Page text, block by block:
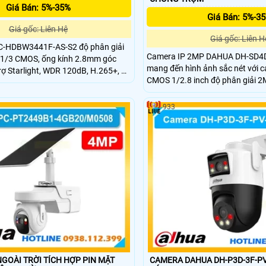
Giá Bán: 5%-35%
Giá gốc: Liên Hệ
HDBW3441F-AS-S2 độ phân giải
3 CMOS, ống kính 2.8mm góc
Starlight, WDR 120dB, H.265+, AI
30m, thẻ nhớ 256GB, tích
Giá Bán: 5%-
Giá gốc: Liên
Camera IP 2MP DAHUA DH-
mang đến hình ảnh sắc nét với
CMOS 1/2.8 inch độ phân giải
hình 60fps cùng zoom quang
trợ Starlight ghi hình rõ trong
yếu tầm xa hồng ngoại 100m
50m chuẩn chống nước bụi
TRỜI TÍCH HỢP PIN MẶT
CAMERA DAHUA DH-P3D-3F-
933